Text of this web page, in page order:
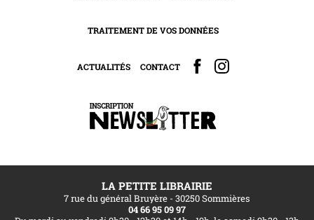
TRAITEMENT DE VOS DONNÉES
ACTUALITÉS CONTACT
LA PETITE LIBRAIRIE
7 rue du général Bruyère - 30250 Sommières
04 66 95 09 97